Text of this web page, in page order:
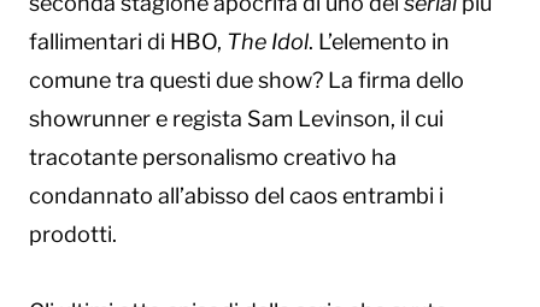
fallimentari di HBO, The Idol. L’elemento in
comune tra questi due show? La firma dello
showrunner e regista Sam Levinson, il cui
tracotante personalismo creativo ha
condannato all’abisso del caos entrambi i
prodotti.